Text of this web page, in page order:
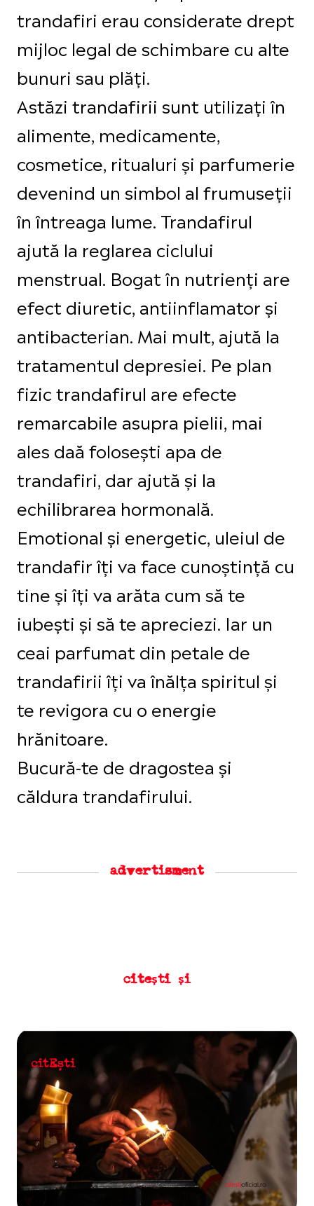
trandafiri erau considerate drept
mijloc legal de schimbare cu alte
bunuri sau plăți.
Astăzi trandafirii sunt utilizați în
alimente, medicamente,
cosmetice, ritualuri și parfumerie
devenind un simbol al frumuseții
în întreaga lume. Trandafirul
ajută la reglarea ciclului
menstrual. Bogat în nutrienți are
efect diuretic, antiinflamator și
antibacterian. Mai mult, ajută la
tratamentul depresiei. Pe plan
fizic trandafirul are efecte
remarcabile asupra pielii, mai
ales daă folosești apa de
trandafiri, dar ajută și la
echilibrarea hormonală.
Emotional și energetic, uleiul de
trandafir îți va face cunoștință cu
tine și îți va arăta cum să te
iubești și să te apreciezi. Iar un
ceai parfumat din petale de
trandafirii îți va înălța spiritul și
te revigora cu o energie
hrănitoare.
Bucură-te de dragostea și
căldura trandafirului.
advertisment
citești și